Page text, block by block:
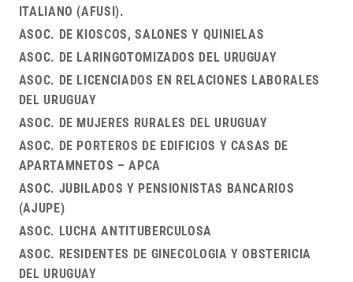
ITALIANO (AFUSI).
ASOC. DE KIOSCOS, SALONES Y QUINIELAS
ASOC. DE LARINGOTOMIZADOS DEL URUGUAY
ASOC. DE LICENCIADOS EN RELACIONES LABORALES
DEL URUGUAY
ASOC. DE MUJERES RURALES DEL URUGUAY
ASOC. DE PORTEROS DE EDIFICIOS Y CASAS DE
APARTAMNETOS – APCA
ASOC. JUBILADOS Y PENSIONISTAS BANCARIOS
(AJUPE)
ASOC. LUCHA ANTITUBERCULOSA
ASOC. RESIDENTES DE GINECOLOGIA Y OBSTERICIA
DEL URUGUAY